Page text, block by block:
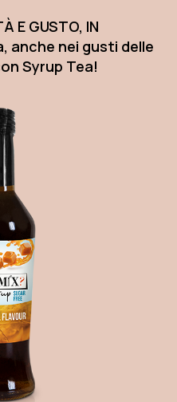
E GUSTO, IN
anche nei gusti delle
Syrup Tea!